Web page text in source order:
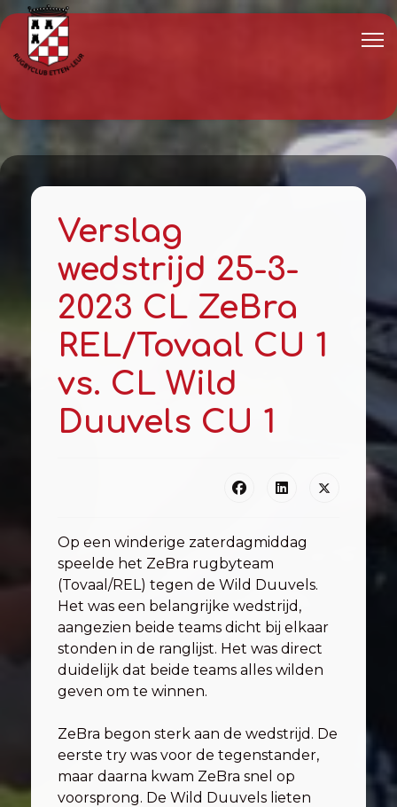
Verslag
wedstrijd 25-3-
2023 CL ZeBra
REL/Tovaal CU 1
vs. CL Wild
Duuvels CU 1
Op een winderige zaterdagmiddag
speelde het ZeBra rugbyteam
(Tovaal/REL) tegen de Wild Duuvels.
Het was een belangrijke wedstrijd,
aangezien beide teams dicht bij elkaar
stonden in de ranglijst. Het was direct
duidelijk dat beide teams alles wilden
geven om te winnen.
ZeBra begon sterk aan de wedstrijd. De
eerste try was voor de tegenstander,
maar daarna kwam ZeBra snel op
voorsprong. De Wild Duuvels lieten